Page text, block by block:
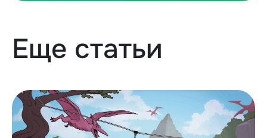
Еще статьи